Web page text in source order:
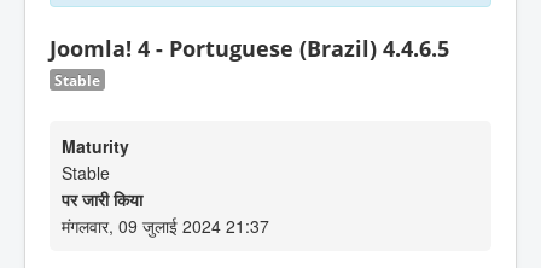
Joomla! 4 - Portuguese (Brazil) 4.4.6.5
Stable
Maturity
Stable
पर जारी किया
मंगलवार, 09 जुलाई 2024 21:37